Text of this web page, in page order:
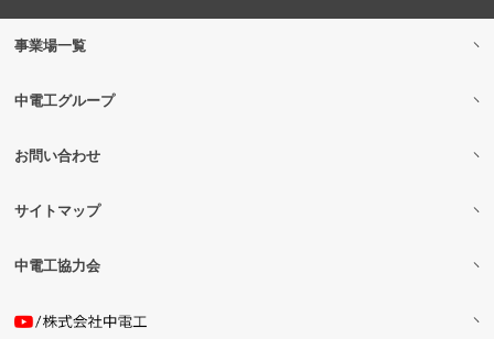
事業場一覧
中電工グループ
お問い合わせ
サイトマップ
中電工協力会